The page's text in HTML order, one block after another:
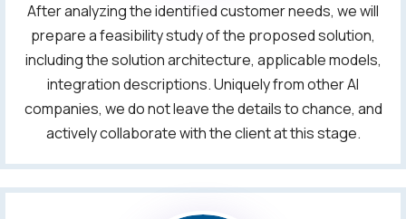
After analyzing the identified customer needs, we will
prepare a feasibility study of the proposed solution,
including the solution architecture, applicable models,
integration descriptions. Uniquely from other AI
companies, we do not leave the details to chance, and
actively collaborate with the client at this stage.